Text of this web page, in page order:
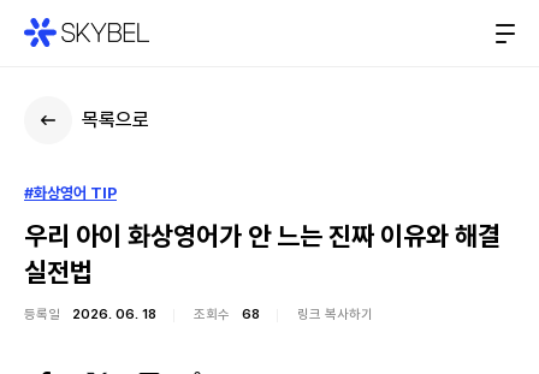
목록으로
#화상영어 TIP
우리 아이 화상영어가 안 느는 진짜 이유와 해결
실전법
등록일 2026. 06. 18 조회수 68 링크 복사하기